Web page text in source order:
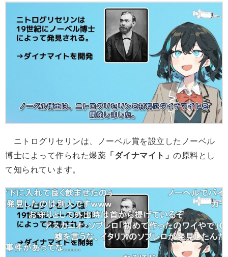
ニトログリセリンは、ノーベル賞を設立したノーベル
博士によって作られた爆薬 「ダイナマイト」 の原料とし
て知られています。